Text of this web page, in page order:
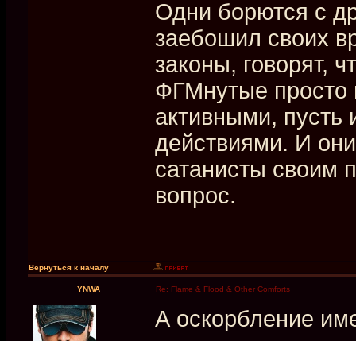
Одни борются с
заебошил своих
законы, говорят,
ФГМнутые просто
активными,
действиями. И
сатанисты своим
вопрос.
Вернуться к началу
YNWA Re: Flame & Flood & Other Comforts
А оскорбление